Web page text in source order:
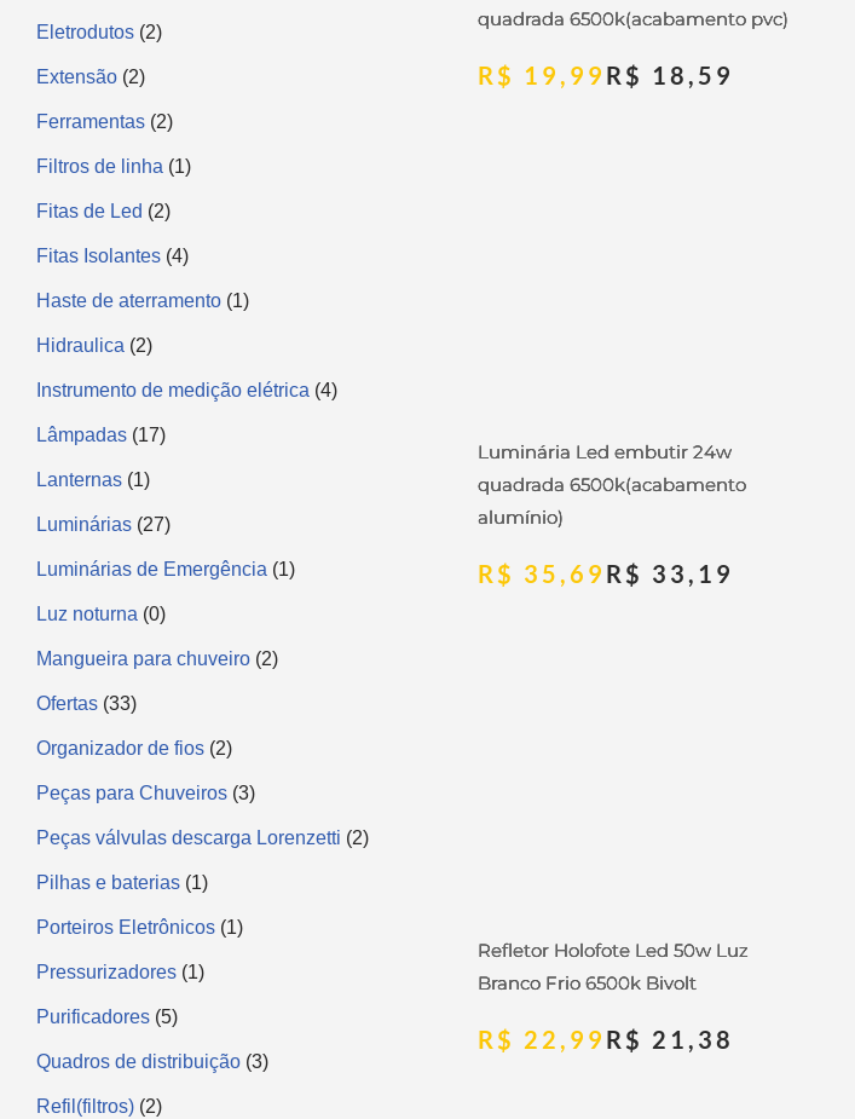
Eletrodutos 2
Extensão 2
Ferramentas 2
Filtros de linha 1
Fitas de Led 2
Fitas Isolantes 4
Haste de aterramento 1
Hidraulica 2
Instrumento de medição elétrica 4
Lâmpadas 17
Lanternas 1
Luminárias 27
Luminárias de Emergência 1
Luz noturna 0
Mangueira para chuveiro 2
Ofertas 33
Organizador de fios 2
Peças para Chuveiros 3
Peças válvulas descarga Lorenzetti 2
Pilhas e baterias 1
Porteiros Eletrônicos 1
Pressurizadores 1
Purificadores 5
Quadros de distribuição 3
Refil(filtros) 2
quadrada 6500k(acabamento pvc)
R$ 19,99 R$ 18,59
Luminária Led embutir 24w
quadrada 6500k(acabamento
alumínio)
R$ 35,69 R$ 33,19
Refletor Holofote Led 50w Luz
Branco Frio 6500k Bivolt
R$ 22,99 R$ 21,38